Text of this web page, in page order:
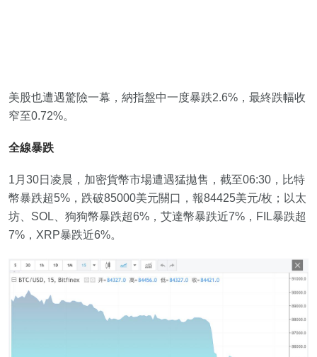
美股也遭遇驚險一幕，納指盤中一度暴跌2.6%，最終跌幅收
窄至0.72%。
全線暴跌
1月30日凌晨，加密貨幣市場遭遇猛拋售，截至06:30，比特
幣暴跌超5%，跌破85000美元關口，報84425美元/枚；以太
坊、SOL、狗狗幣暴跌超6%，艾達幣暴跌近7%，FIL暴跌超
7%，XRP暴跌近6%。